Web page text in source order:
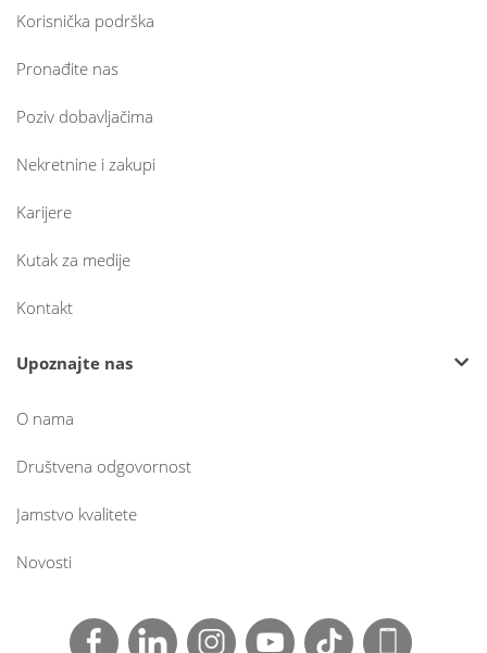
Korisnička podrška
Pronađite nas
Poziv dobavljačima
Nekretnine i zakupi
Karijere
Kutak za medije
Kontakt
Upoznajte nas
O nama
Društvena odgovornost
Jamstvo kvalitete
Novosti